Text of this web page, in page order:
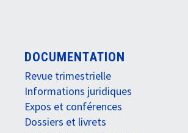
DOCUMENTATION
Revue trimestrielle
Informations juridiques
Expos et conférences
Dossiers et livrets